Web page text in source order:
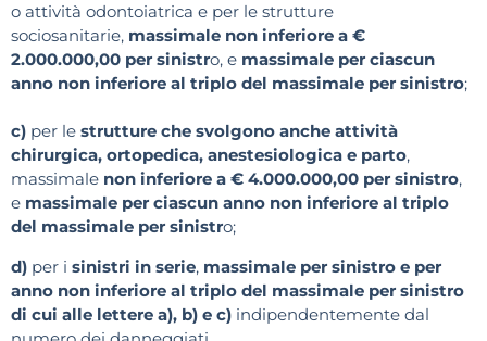
o attività odontoiatrica e per le strutture
sociosanitarie, massimale non inferiore a €
2.000.000,00 per sinistro, e massimale per ciascun
anno non inferiore al triplo del massimale per sinistro;
c) per le strutture che svolgono anche attività
chirurgica, ortopedica, anestesiologica e parto,
massimale non inferiore a € 4.000.000,00 per sinistro,
e massimale per ciascun anno non inferiore al triplo
del massimale per sinistro;
d) per i sinistri in serie, massimale per sinistro e per
anno non inferiore al triplo del massimale per sinistro
di cui alle lettere a), b) e c) indipendentemente dal